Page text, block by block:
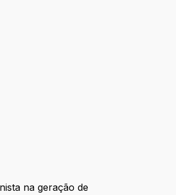
na geração de